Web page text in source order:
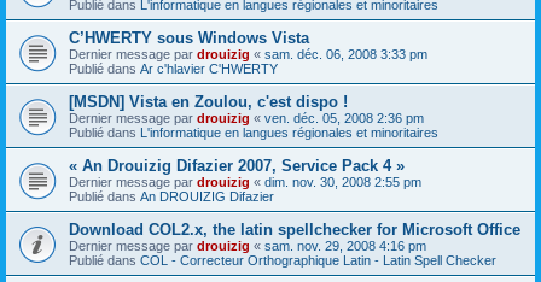
Publié dans L'informatique en langues régionales et minoritaires
C’HWERTY sous Windows Vista
Dernier message par drouizig « sam. déc. 06, 2008 3:33 pm
Publié dans Ar c'hlavier C'HWERTY
[MSDN] Vista en Zoulou, c'est dispo !
Dernier message par drouizig « ven. déc. 05, 2008 2:36 pm
Publié dans L'informatique en langues régionales et minoritaires
« An Drouizig Difazier 2007, Service Pack 4 »
Dernier message par drouizig « dim. nov. 30, 2008 2:55 pm
Publié dans An DROUIZIG Difazier
Download COL2.x, the latin spellchecker for Microsoft Office
Dernier message par drouizig « sam. nov. 29, 2008 4:16 pm
Publié dans COL - Correcteur Orthographique Latin - Latin Spell Checker